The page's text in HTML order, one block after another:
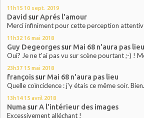
11h15 10 sept. 2019
David surAprés l'amour
Merci infiniment pour cette perception
11h32 16 mai 2018
Guy Degeorgessur Mai 68 n'aura pas lieu
Oui? Je ne t'ai pas vu sur scène pourtant ;-) !
23h37 15 mai 2018
françoissur Mai 68 n'aura pas lieu
Quelle coïncidence : j'y étais ce même soir.
13h14 15 avril 2018
Numa surA l'intérieur des images
Excessivement alléchant !